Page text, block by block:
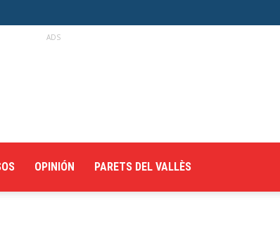
ADS
OPINIÓN PARETS DEL VALLÈS